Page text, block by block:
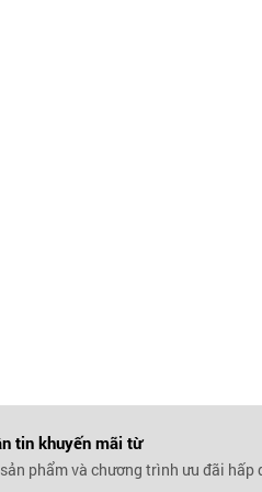
tin khuyến mãitừ
phẩm và chương trình ưu đãi hấp